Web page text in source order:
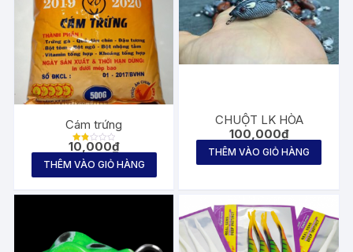
Cám trứng
Đượ
xếp
1.82
sa
10,000₫
THÊM VÀO GIỎ HÀNG
CHUỘT LK HÒA
100,000₫
THÊM VÀO GIỎ HÀNG